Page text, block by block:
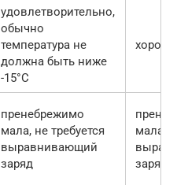
удовлетворительно,
обычно
температура не
должна быть ниже
-15°С
пренебрежимо
мала, не требуется
выравнивающий
заряд
мала,
заряд